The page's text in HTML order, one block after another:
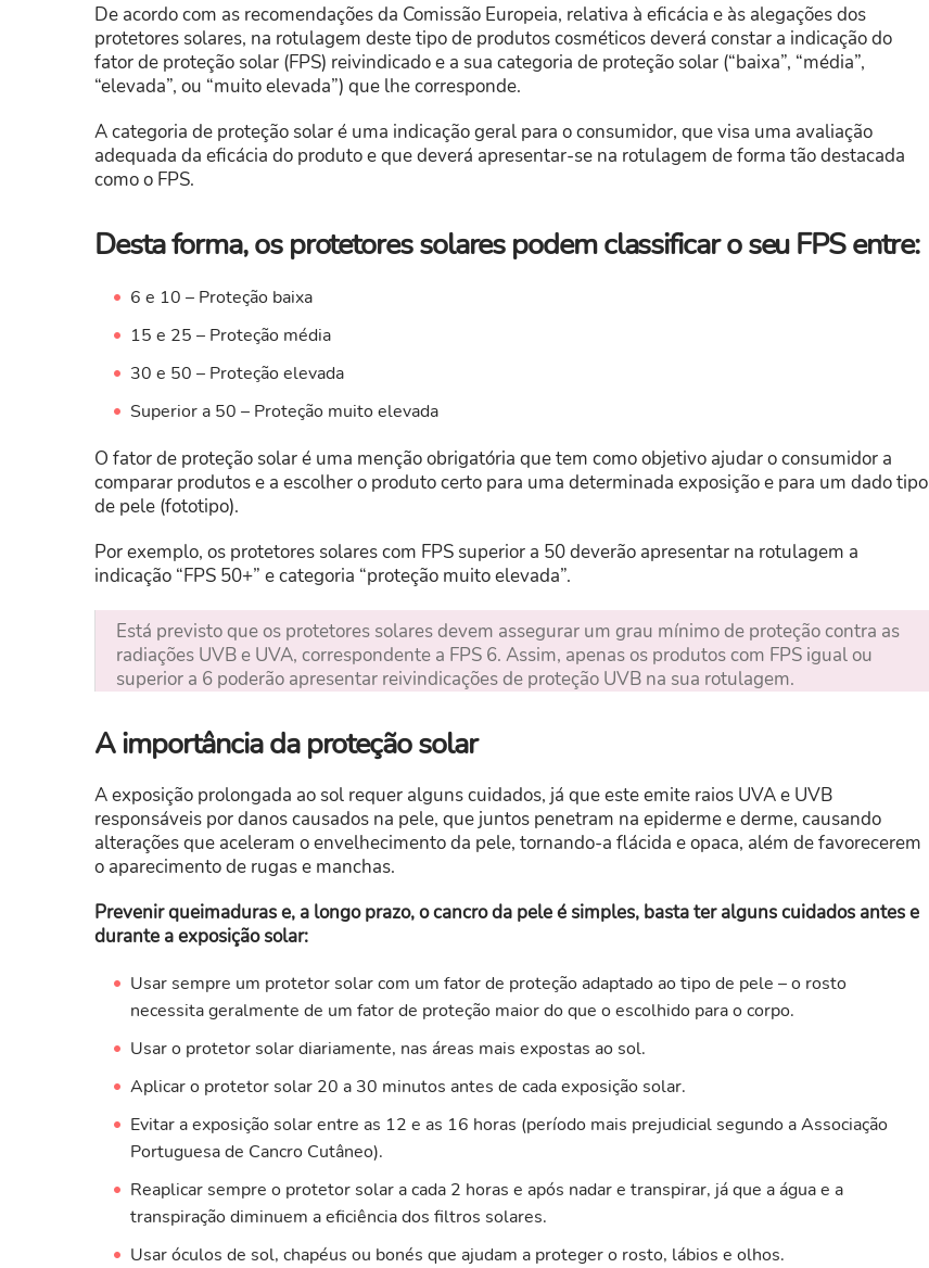
De acordo com as recomendações da Comissão Europeia, relativa à eficácia e às alegações dos
protetores solares, na rotulagem deste tipo de produtos cosméticos deverá constar a indicação do
fator de proteção solar (FPS) reivindicado e a sua categoria de proteção solar (“baixa”, “média”,
“elevada”, ou “muito elevada”) que lhe corresponde.
A categoria de proteção solar é uma indicação geral para o consumidor, que visa uma avaliação
adequada da eficácia do produto e que deverá apresentar-se na rotulagem de forma tão destacada
como o FPS.
Desta forma, os protetores solares podem classificar o seu FPS entre:
6 e 10 – Proteção baixa
15 e 25 – Proteção média
30 e 50 – Proteção elevada
Superior a 50 – Proteção muito elevada
O fator de proteção solar é uma menção obrigatória que tem como objetivo ajudar o consumidor a
comparar produtos e a escolher o produto certo para uma determinada exposição e para um dado tipo
de pele (fototipo).
Por exemplo, os protetores solares com FPS superior a 50 deverão apresentar na rotulagem a
indicação “FPS 50+” e categoria “proteção muito elevada”.
Está previsto que os protetores solares devem assegurar um grau mínimo de proteção contra as
radiações UVB e UVA, correspondente a FPS 6. Assim, apenas os produtos com FPS igual ou
superior a 6 poderão apresentar reivindicações de proteção UVB na sua rotulagem.
A importância da proteção solar
A exposição prolongada ao sol requer alguns cuidados, já que este emite raios UVA e UVB
responsáveis por danos causados na pele, que juntos penetram na epiderme e derme, causando
alterações que aceleram o envelhecimento da pele, tornando-a flácida e opaca, além de favorecerem
o aparecimento de rugas e manchas.
Prevenir queimaduras e, a longo prazo, o cancro da pele é simples, basta ter alguns cuidados antes e
durante a exposição solar:
Usar sempre um protetor solar com um fator de proteção adaptado ao tipo de pele – o rosto
necessita geralmente de um fator de proteção maior do que o escolhido para o corpo.
Usar o protetor solar diariamente, nas áreas mais expostas ao sol.
Aplicar o protetor solar 20 a 30 minutos antes de cada exposição solar.
Evitar a exposição solar entre as 12 e as 16 horas (período mais prejudicial segundo a Associação
Portuguesa de Cancro Cutâneo).
Reaplicar sempre o protetor solar a cada 2 horas e após nadar e transpirar, já que a água e a
transpiração diminuem a eficiência dos filtros solares.
Usar óculos de sol, chapéus ou bonés que ajudam a proteger o rosto, lábios e olhos.